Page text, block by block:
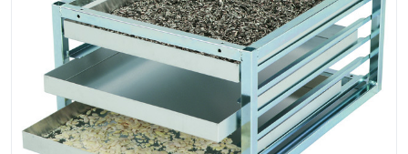
Bageriplåtar & bakformar
Stickvagnar & transport
Utensilier